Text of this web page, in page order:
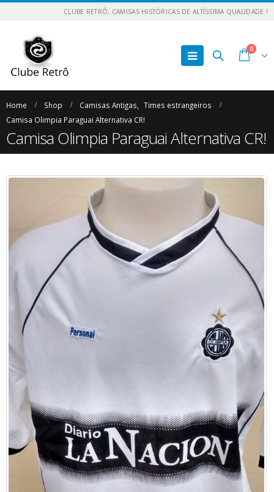
CLUBE RETRÔ, CAMISAS HISTÓRICAS DE ALTÍSSIMA QUALIDADE !
0
Home Shop Camisas Antigas
Times estrangeiros
Camisa Olimpia Paraguai Alternativa CR!
Camisa Olimpia Paraguai Alternativa CR!